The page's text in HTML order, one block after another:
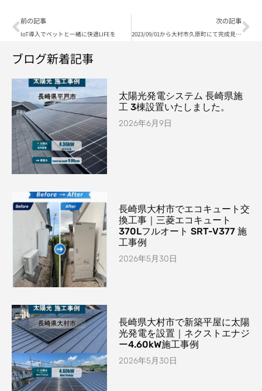
前の記事
IoT導入でペットと一緒に快適LIFEを
次の記事
2023/09/01から大村市久原町にて完成見学会予定しております。
ブログ新着記事
太陽光発電システム 長崎県施
工 3棟設置いたしました。
2026年6月9日
長崎県大村市でエコキュート交
換工事｜三菱エコキュート
370Lフルオート SRT-V377 施
工事例
2026年5月30日
長崎県大村市で新築平屋に太陽
光発電を設置｜ネクストエナジ
ー4.60kW施工事例
2026年5月30日